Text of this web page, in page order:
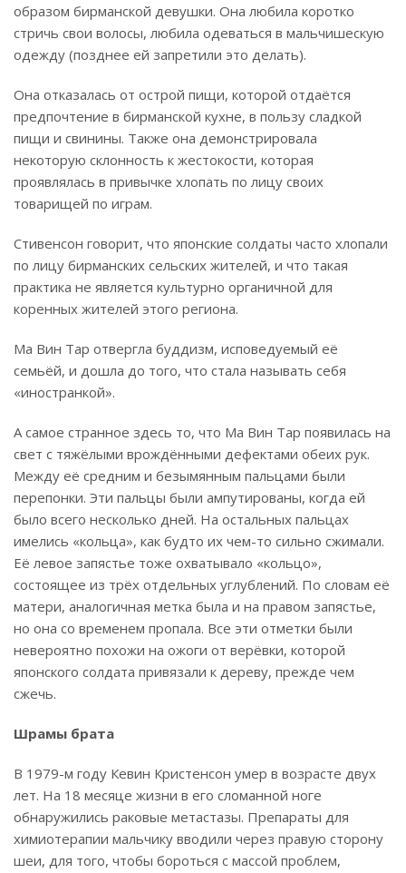
образом бирманской девушки. Она любила коротко
стричь свои волосы, любила одеваться в мальчишескую
одежду (позднее ей запретили это делать).
Она отказалась от острой пищи, которой отдаётся
предпочтение в бирманской кухне, в пользу сладкой
пищи и свинины. Также она демонстрировала
некоторую склонность к жестокости, которая
проявлялась в привычке хлопать по лицу своих
товарищей по играм.
Стивенсон говорит, что японские солдаты часто хлопали
по лицу бирманских сельских жителей, и что такая
практика не является культурно органичной для
коренных жителей этого региона.
Ма Вин Тар отвергла буддизм, исповедуемый её
семьёй, и дошла до того, что стала называть себя
«иностранкой».
А самое странное здесь то, что Ма Вин Тар появилась на
свет с тяжёлыми врождёнными дефектами обеих рук.
Между её средним и безымянным пальцами были
перепонки. Эти пальцы были ампутированы, когда ей
было всего несколько дней. На остальных пальцах
имелись «кольца», как будто их чем-то сильно сжимали.
Её левое запястье тоже охватывало «кольцо»,
состоящее из трёх отдельных углублений. По словам её
матери, аналогичная метка была и на правом запястье,
но она со временем пропала. Все эти отметки были
невероятно похожи на ожоги от верёвки, которой
японского солдата привязали к дереву, прежде чем
сжечь.
Шрамы брата
В 1979-м году Кевин Кристенсон умер в возрасте двух
лет. На 18 месяце жизни в его сломанной ноге
обнаружились раковые метастазы. Препараты для
химиотерапии мальчику вводили через правую сторону
шеи, для того, чтобы бороться с массой проблем,